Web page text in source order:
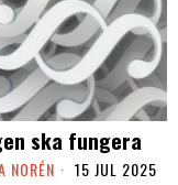
ska fungera
NORÉN
15 JUL 2025